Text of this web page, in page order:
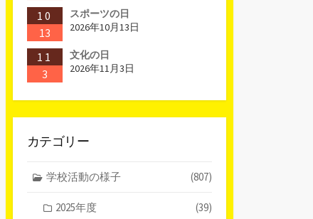
10
13
スポーツの日
2026年10月13日
11
3
文化の日
2026年11月3日
カテゴリー
学校活動の様子 (807)
2025年度 (39)